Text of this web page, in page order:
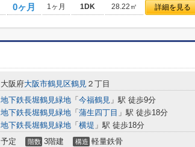
0ヶ月 1ヶ月 1DK 28.22㎡ 詳細を見る
大阪府大阪市鶴見区鶴見 ２丁目
地下鉄長堀鶴見緑地 「 今福鶴見 」駅 徒歩9分
地下鉄長堀鶴見緑地 「 蒲生四丁目 」駅 徒歩18分
地下鉄長堀鶴見緑地 「 横堤 」駅 徒歩18分
予定 階数 3階建 構造 軽量鉄骨